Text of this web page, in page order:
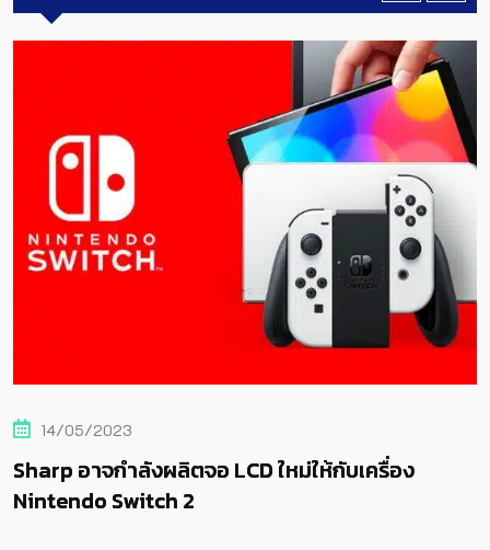
14/05/2023
Sharp อาจกำลังผลิตจอ LCD ใหม่ให้กับเครื่อง
Nintendo Switch 2